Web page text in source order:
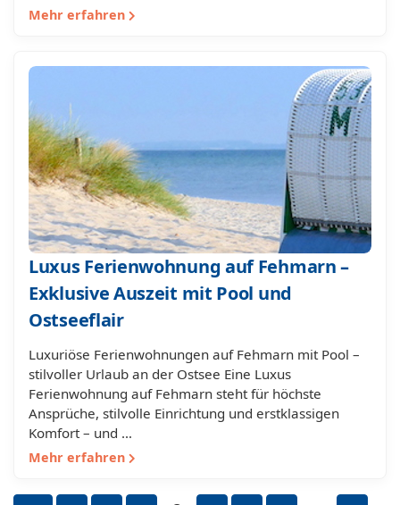
Mehr erfahren
Luxus Ferienwohnung auf Fehmarn –
Exklusive Auszeit mit Pool und
Ostseeflair
Luxuriöse Ferienwohnungen auf Fehmarn mit Pool –
stilvoller Urlaub an der Ostsee Eine Luxus
Ferienwohnung auf Fehmarn steht für höchste
Ansprüche, stilvolle Einrichtung und erstklassigen
Komfort – und …
Mehr erfahren